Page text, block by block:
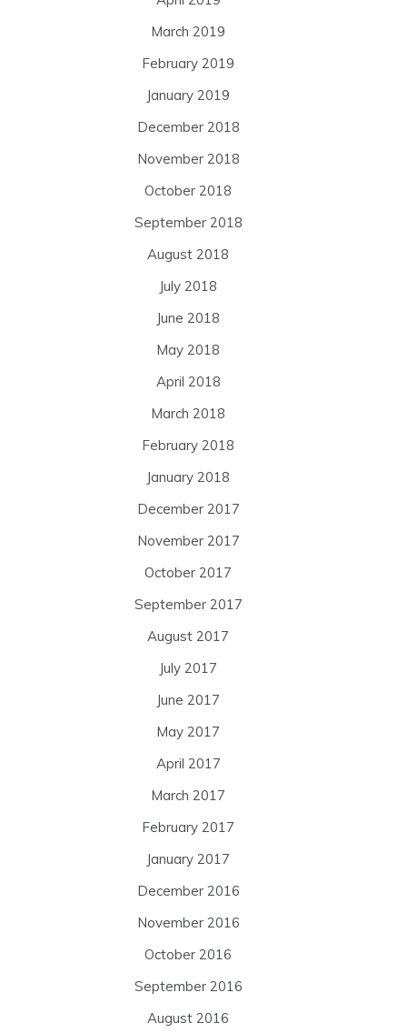
March 2019
February 2019
January 2019
December 2018
November 2018
October 2018
September 2018
August 2018
July 2018
June 2018
May 2018
April 2018
March 2018
February 2018
January 2018
December 2017
November 2017
October 2017
September 2017
August 2017
July 2017
June 2017
May 2017
April 2017
March 2017
February 2017
January 2017
December 2016
November 2016
October 2016
September 2016
August 2016